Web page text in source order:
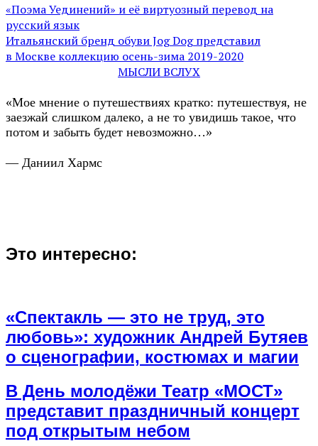
«Поэма Уединений» и её виртуозный перевод на
русский язык
Итальянский бренд обуви Jog Dog представил
в Москве коллекцию осень-зима 2019-2020
МЫСЛИ ВСЛУХ
«Мое мнение о путешествиях кратко: путешествуя, не
заезжай слишком далеко, а не то увидишь такое, что
потом и забыть будет невозможно…»
— Даниил Хармс
Это интересно:
«Спектакль — это не труд, это
любовь»: художник Андрей Бутяев
о сценографии, костюмах и магии
В День молодёжи Театр «МОСТ»
представит праздничный концерт
под открытым небом